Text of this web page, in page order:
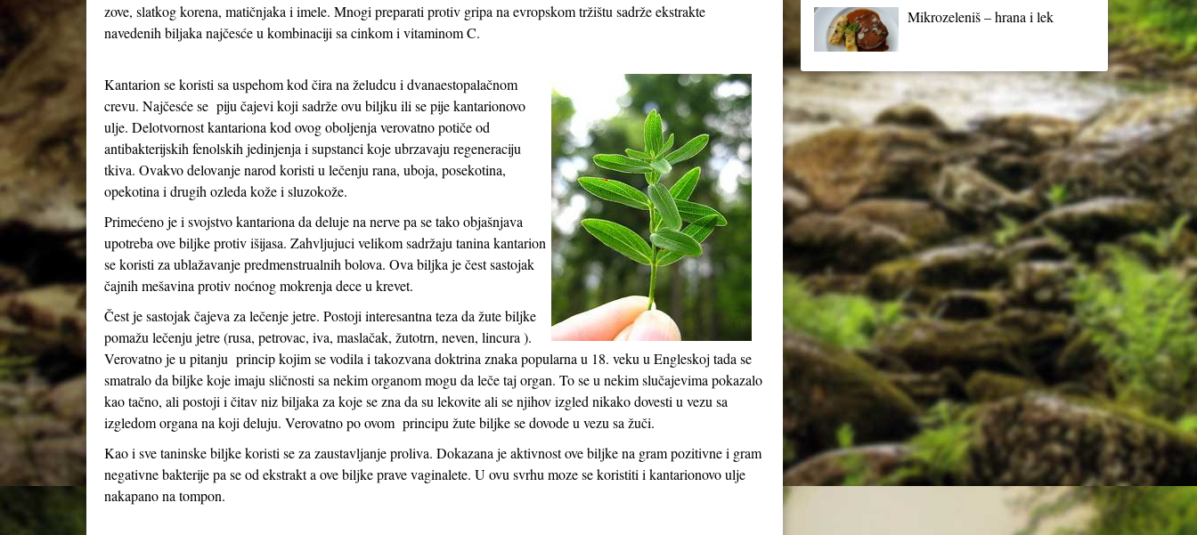
zove, slatkog korena, matičnjaka i imele. Mnogi preparati protiv gripa na evropskom tržištu sadrže ekstrakte
navedenih biljaka najčesće u kombinaciji sa cinkom i vitaminom C.
Kantarion se koristi sa uspehom kod čira na želudcu i dvanaestopalačnom
crevu. Najčesće se piju čajevi koji sadrže ovu biljku ili se pije kantarionovo
ulje. Delotvornost kantariona kod ovog oboljenja verovatno potiče od
antibakterijskih fenolskih jedinjenja i supstanci koje ubrzavaju regeneraciju
tkiva. Ovakvo delovanje narod koristi u lečenju rana, uboja, posekotina,
opekotina i drugih ozleda kože i sluzokože.
Primećeno je i svojstvo kantariona da deluje na nerve pa se tako objašnjava
upotreba ove biljke protiv išijasa. Zahvljujuci velikom sadržaju tanina kantarion
se koristi za ublažavanje predmenstrualnih bolova. Ova biljka je čest sastojak
čajnih mešavina protiv noćnog mokrenja dece u krevet.
Čest je sastojak čajeva za lečenje jetre. Postoji interesantna teza da žute biljke
pomažu lečenju jetre (rusa, petrovac, iva, maslačak, žutotrn, neven, lincura ).
Verovatno je u pitanju princip kojim se vodila i takozvana doktrina znaka popularna u 18. veku u Engleskoj tada se
smatralo da biljke koje imaju sličnosti sa nekim organom mogu da leče taj organ. To se u nekim slučajevima pokazalo
kao tačno, ali postoji i čitav niz biljaka za koje se zna da su lekovite ali se njihov izgled nikako dovesti u vezu sa
izgledom organa na koji deluju. Verovatno po ovom principu žute biljke se dovode u vezu sa žuči.
Kao i sve taninske biljke koristi se za zaustavljanje proliva. Dokazana je aktivnost ove biljke na gram pozitivne i gram
negativne bakterije pa se od ekstrakt a ove biljke prave vaginalete. U ovu svrhu moze se koristiti i kantarionovo ulje
nakapano na tompon.
Mikrozeleniš – hrana i lek